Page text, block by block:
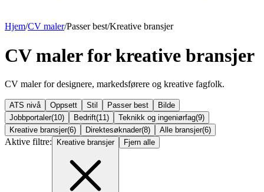
Hjem/CV maler/Passer best/Kreative bransjer
CV maler for kreative bransjer
CV maler for designere, markedsførere og kreative fagfolk.
ATS nivå Oppsett Stil Passer best
Bilde
Jobbportaler(10) Bedrift(11) Teknikk og ingeniørfag(9)
Kreative bransjer(6) Direktesøknader(8) Alle bransjer(6)
Aktive filtre: Kreative bransjer Fjern alle